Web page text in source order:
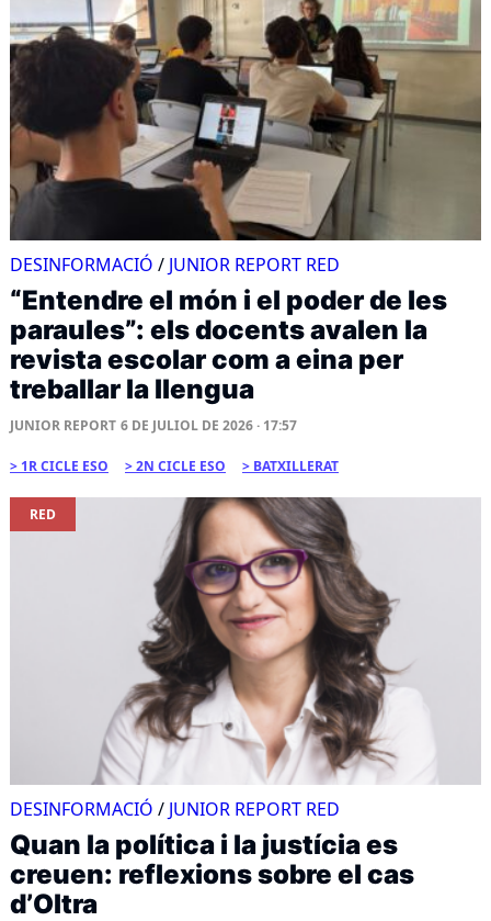
DESINFORMACIÓ / JUNIOR REPORT RED
“Entendre el món i el poder de les
paraules”: els docents avalen la
revista escolar com a eina per
treballar la llengua
JUNIOR REPORT 6 DE JULIOL DE 2026 · 17:57
1R CICLE ESO 2N CICLE ESO BATXILLERAT
RED
DESINFORMACIÓ / JUNIOR REPORT RED
Quan la política i la justícia es
creuen: reflexions sobre el cas
d’Oltra